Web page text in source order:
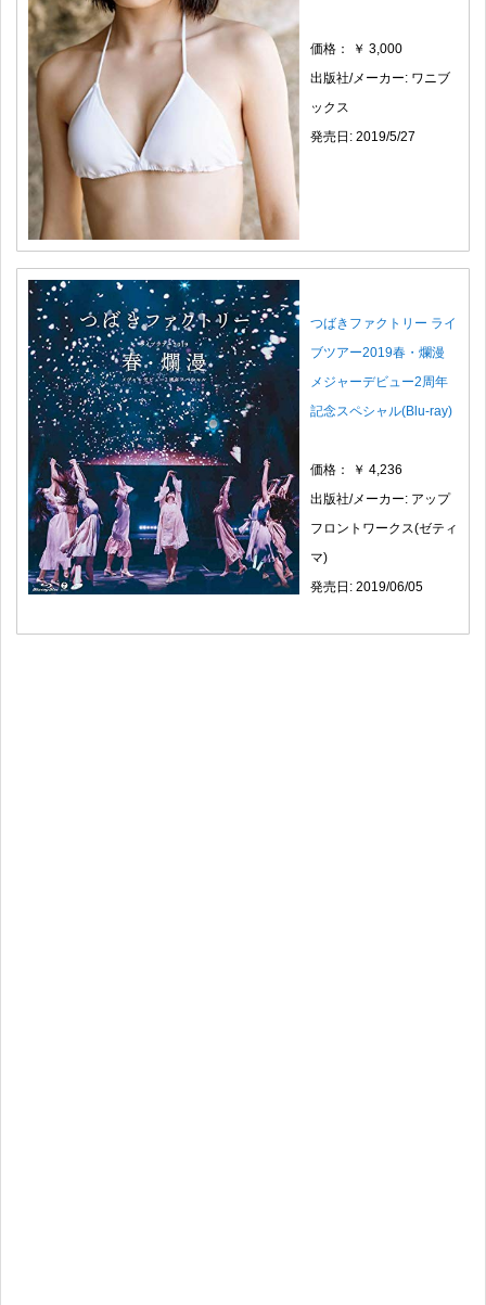
価格： ￥ 3,000
出版社/メーカー: ワニブ
ックス
発売日: 2019/5/27
つばきファクトリー ライ
ブツアー2019春・爛漫
メジャーデビュー2周年
記念スペシャル(Blu-ray)
価格： ￥ 4,236
出版社/メーカー: アップ
フロントワークス(ゼティ
マ)
発売日: 2019/06/05